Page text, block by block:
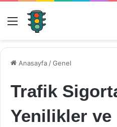
Menü
Anasayfa /Genel
Trafik
Yenilikler ve